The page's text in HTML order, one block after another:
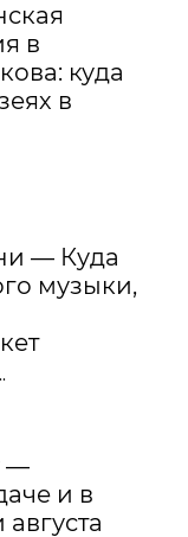
в
куда
в
— Куда
музыки,
—
и в